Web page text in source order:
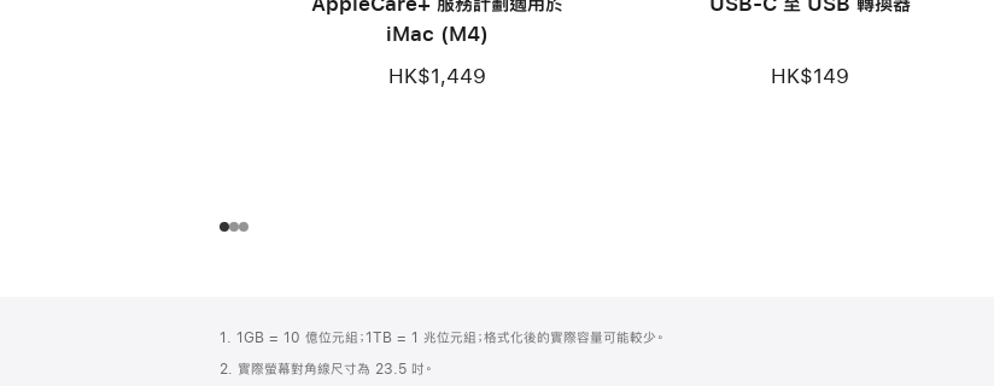
iMac (M4)
HK$1,449 HK$149
腳
1. 1GB = 10 億位元組；1TB = 1 兆位元組；格式化後的實際容量可能較少。
2. 實際螢幕對角線尺寸為 23.5 吋。